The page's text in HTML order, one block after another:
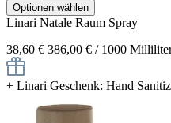
Optionen wählen
Linari Natale Raum Spray
38,60 € 386,00 € / 1000
+ Linari Geschenk: Hand